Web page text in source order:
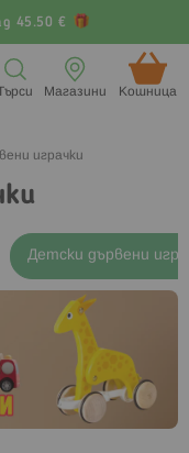
45.50 €
Кошница (
Магазини
играчки
Детски дървени